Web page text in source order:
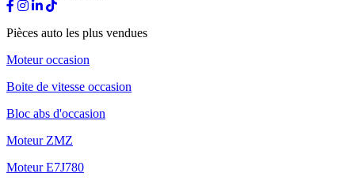
Pièces auto les plus vendues
Moteur occasion
Boite de vitesse occasion
Bloc abs d'occasion
Moteur ZMZ
Moteur E7J780